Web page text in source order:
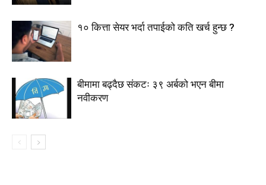
१० कित्ता सेयर भर्दा तपाईको कति खर्च हुन्छ ?
बीमामा बढ्दैछ संकटः ३९ अर्बको भएन बीमा
नवीकरण